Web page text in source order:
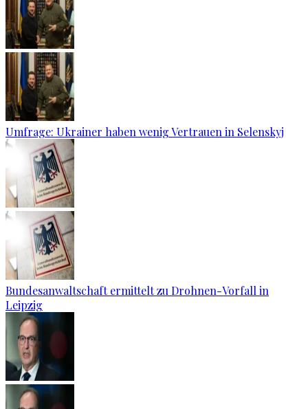
Umfrage: Ukrainer haben wenig Vertrauen in Selenskyj
Bundesanwaltschaft ermittelt zu Drohnen-Vorfall in
Leipzig